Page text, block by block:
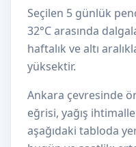
Seçilen 5 günlük
32°C arasında
haftalık ve altı
yüksektir.
Ankara çevresinde
eğrisi, yağış
aşağıdaki tabloda